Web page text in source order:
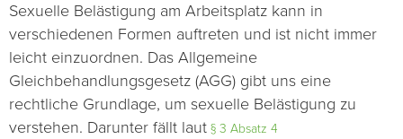
Sexuelle Belästigung am Arbeitsplatz kann in
verschiedenen Formen auftreten und ist nicht immer
leicht einzuordnen. Das Allgemeine
Gleichbehandlungsgesetz (AGG) gibt uns eine
rechtliche Grundlage, um sexuelle Belästigung zu
verstehen. Darunter fällt laut § 3 Absatz 4